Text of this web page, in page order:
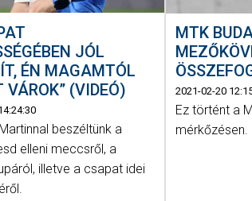
JÓL
ÉN MAGAMTÓL
VÁROK” (VIDEÓ)
beszéltünk a
elleni meccsről, a
illetve a csapat idei
MTK
2021-02-20
Ez történt a
mérkőzésen.